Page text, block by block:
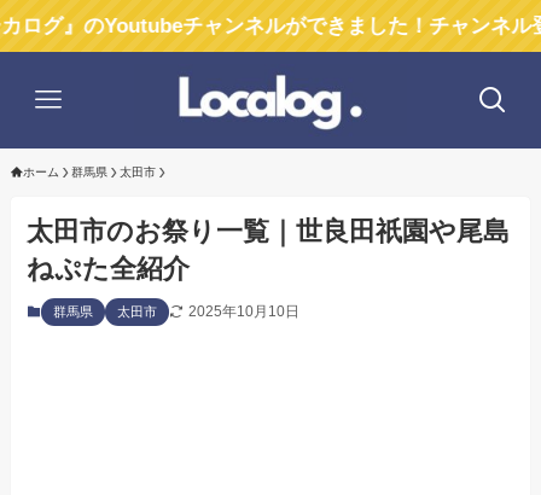
チャンネルができました！チャンネル登録お願い
ホーム 群馬県 太田市
太田市のお祭り一覧｜世良田祇園や尾島
ねぷた全紹介
群馬県 太田市 2025年10月10日